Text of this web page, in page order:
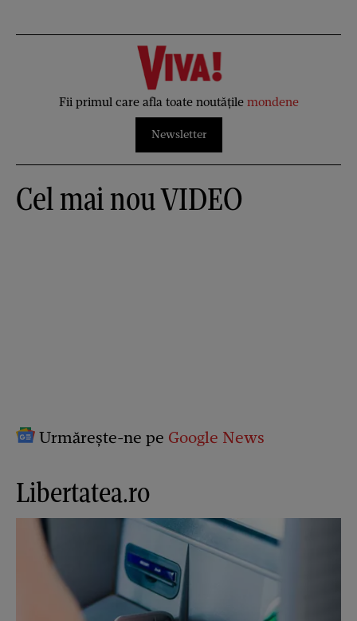
Fii primul care afla toate noutățile mondene
Newsletter
Cel mai nou VIDEO
Urmărește-ne pe Google News
Libertatea.ro